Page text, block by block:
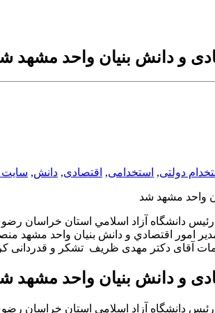
و دانش بنيان واحد مشهد
دولتی, استخدامی, اقتصادی, دانش, سایت
واحد مشهد شد
دانشگاه آزاد اسلامي استان خراسان
امور اقتصادي و دانش بنيان واحد مشهد
آقای دکتر مهدی ظریف تشکر و قدردانی
و دانش بنيان واحد مشهد
دانشگاه آزاد اسلامي استان خراسان